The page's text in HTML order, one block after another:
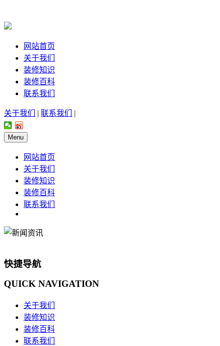
网站首页
关于我们
装修知识
装修百科
联系我们
关于我们 | 联系我们 |
Menu
网站首页
关于我们
装修知识
装修百科
联系我们
快捷导航
QUICK NAVIGATION
关于我们
装修知识
装修百科
联系我们